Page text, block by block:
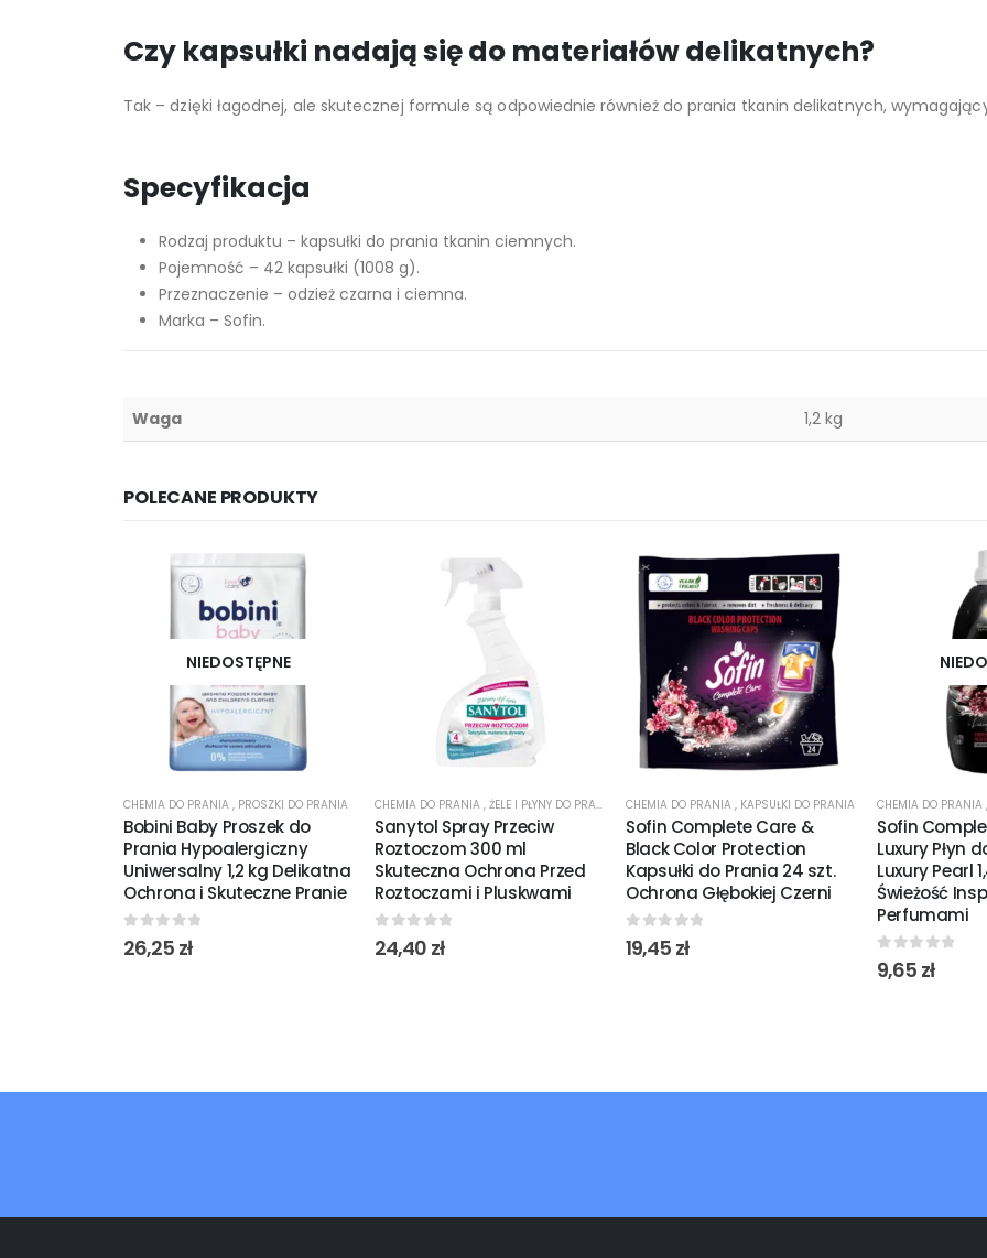
Czy kapsułki nadają się do materiałów delikatnych?
Tak – dzięki łagodnej, ale skutecznej formule są odpowiednie również do prania tkanin delikatnych,
Specyfikacja
Rodzaj produktu – kapsułki do prania tkanin ciemnych.
Pojemność – 42 kapsułki (1008 g).
Przeznaczenie – odzież czarna i ciemna.
Marka – Sofin.
Waga 1,2 kg
POLECANE PRODUKTY
NIEDOSTĘPNE
CHEMIA DO PRANIA , PROSZKI DO PRANIA
Bobini Baby Proszek do
Prania Hypoalergiczny
Uniwersalny 1,2 kg Delikatna
Ochrona i Skuteczne Pranie
0out of 5
26,25 zł
CHEMIA DO PRANIA , ŻELE I PŁYNY DO PRANIA
Sanytol Spray Przeciw
Roztoczom 300 ml
Skuteczna Ochrona Przed
Roztoczami i Pluskwami
0out of 5
24,40 zł
CHEMIA DO PRANIA , KAPSUŁKI DO PRANIA
Sofin Complete Care &
Black Color Protection
Kapsułki do Prania 24 szt.
Ochrona Głębokiej Czerni
0out of 5
19,45 zł
CHEMIA DO PRANIA ,
Sofin
Luxury Płyn
Luxury Pearl
Świeżość
Perfumami
0out of 5
9,65 zł